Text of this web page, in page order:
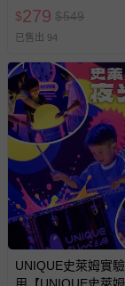
新費用）。
經消費者
非以有形
上服務，
戲或活動
已拆封之
-個人衛
墊、寢具
-新生兒親
褲、紗布
-接觸性孕
帶束縛衣
$279 $549
已售出 94
UNIQUE史萊姆實